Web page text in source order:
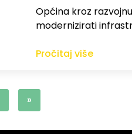
Općina kroz
modernizirati
Pročitaj više
»